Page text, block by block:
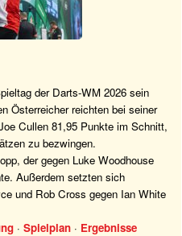
der Darts-WM 2026 sein
Österreicher reichten bei seiner
Cullen 81,95 Punkte im Schnitt,
zu bezwingen.
der gegen Luke Woodhouse
Außerdem setzten sich
und Rob Cross gegen Ian White
· Spielplan · Ergebnisse